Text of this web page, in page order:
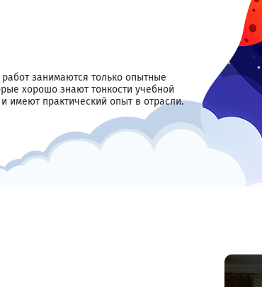
занимаются только опытные
хорошо знают тонкости учебной
имеют практический опыт в отрасли.